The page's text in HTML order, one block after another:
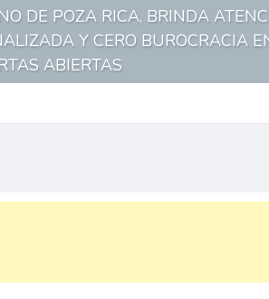
DE POZA RICA, BRINDA
Y CERO BUROCRACIA
ABIERTAS